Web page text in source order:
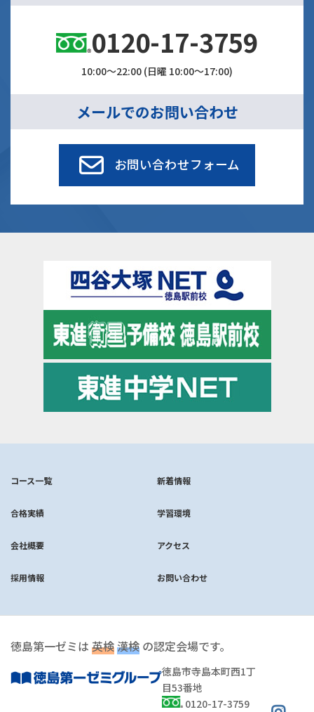
0120-17-3759
10:00～22:00 (日曜 10:00～17:00)
メールでのお問い合わせ
お問い合わせフォーム
コース一覧 新着情報
合格実績 学習環境
会社概要 アクセス
採用情報 お問い合わせ
徳島第一ゼミは 英検漢検 の認定会場です。
徳島市寺島本町西1丁
目53番地
0120-17-3759